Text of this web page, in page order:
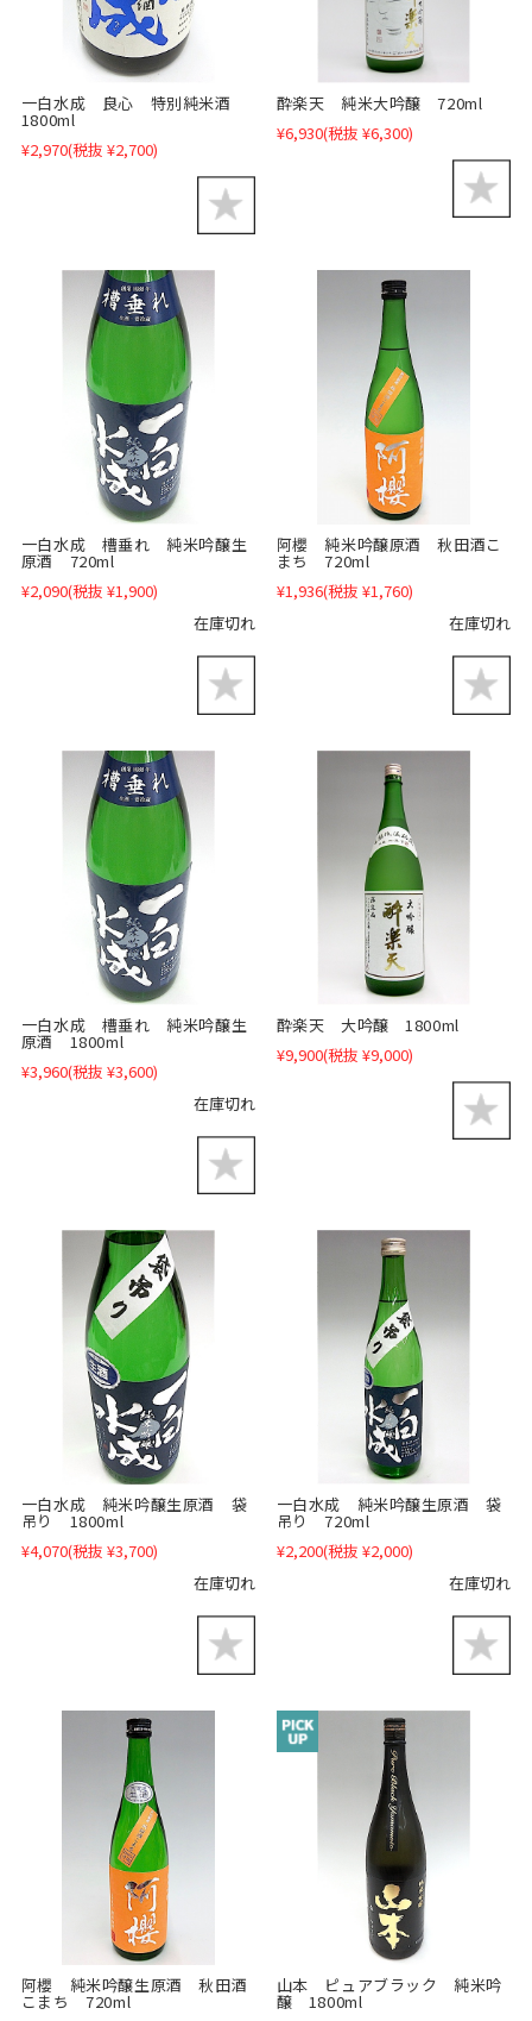
一白水成 良心 特別純米酒
1800ml
¥2,970(税抜 ¥2,700)
酔楽天 純米大吟醸 720ml
¥6,930(税抜 ¥6,300)
一白水成 槽垂れ 純米吟醸生
原酒 720ml
¥2,090(税抜 ¥1,900)
在庫切れ
阿櫻 純米吟醸原酒 秋田酒こ
まち 720ml
¥1,936(税抜 ¥1,760)
在庫切れ
一白水成 槽垂れ 純米吟醸生
原酒 1800ml
¥3,960(税抜 ¥3,600)
在庫切れ
酔楽天 大吟醸 1800ml
¥9,900(税抜 ¥9,000)
一白水成 純米吟醸生原酒 袋
吊り 1800ml
¥4,070(税抜 ¥3,700)
在庫切れ
一白水成 純米吟醸生原酒 袋
吊り 720ml
¥2,200(税抜 ¥2,000)
在庫切れ
阿櫻 純米吟醸生原酒 秋田酒
こまち 720ml
山本 ピュアブラック 純米吟
醸 1800ml